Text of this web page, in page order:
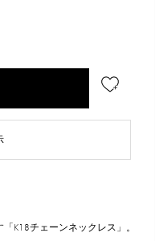
K18チェーンネックレス」。